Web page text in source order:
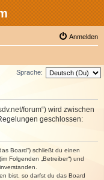
Anmelden
Sprache:
forum“) wird zwischen
geschlossen:
Board“) schließt du einen
Folgenden „Betreiber“) und
bist, so darfst du das Board